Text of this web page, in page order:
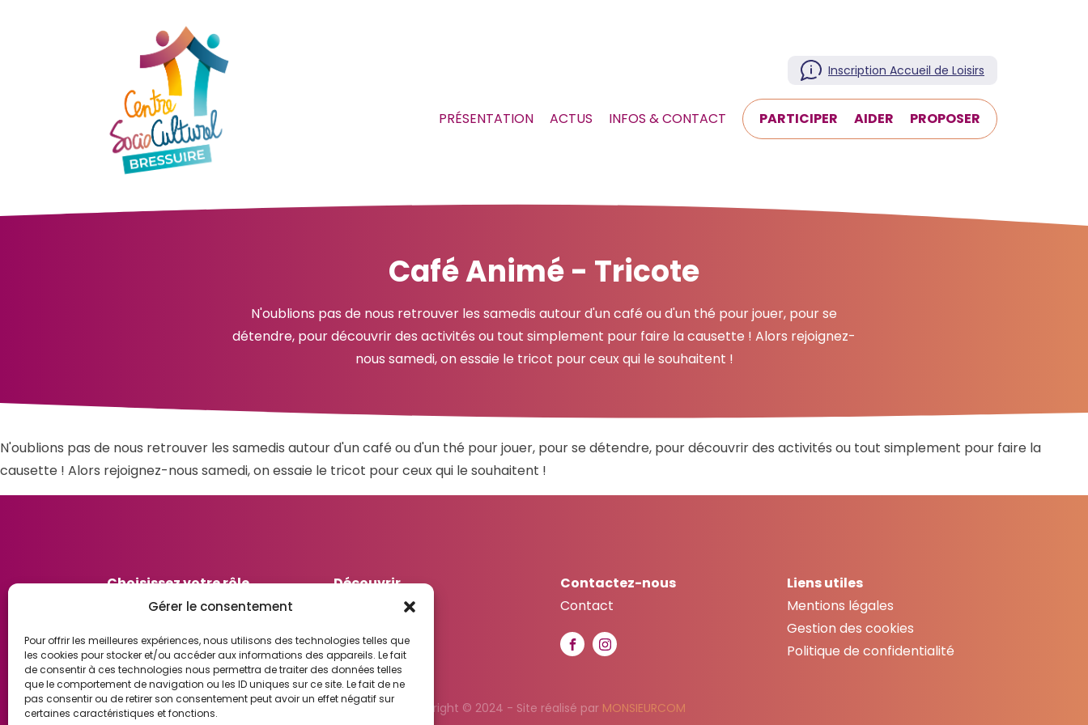
Gérer le consentement
Pour offrir les meilleures expériences, nous utilisons des technologies telles que
les cookies pour stocker et/ou accéder aux informations des appareils. Le fait
de consentir à ces technologies nous permettra de traiter des données telles
que le comportement de navigation ou les ID uniques sur ce site. Le fait de ne
pas consentir ou de retirer son consentement peut avoir un effet négatif sur
certaines caractéristiques et fonctions.
Inscription Accueil de Loisirs
PRÉSENTATION ACTUS INFOS & CONTACT PARTICIPER AIDER PROPOSER
Café Animé - Tricote
N'oublions pas de nous retrouver les samedis autour d'un café ou d'un thé pour jouer, pour se
détendre, pour découvrir des activités ou tout simplement pour faire la causette ! Alors rejoignez-
nous samedi, on essaie le tricot pour ceux qui le souhaitent !
N'oublions pas de nous retrouver les samedis autour d'un café ou d'un thé pour jouer, pour se détendre, pour découvrir des activités ou tout simplement pour faire la
causette ! Alors rejoignez-nous samedi, on essaie le tricot pour ceux qui le souhaitent !
Choisissez votre rôle
Participer un à atelier
Proposer un atelier
Découvrir
Les actualités
Contactez-nous
Contact
Liens utiles
Mentions légales
Gestion des cookies
Politique de confidentialité
Copyright © 2024 - Site réalisé par MONSIEURCOM